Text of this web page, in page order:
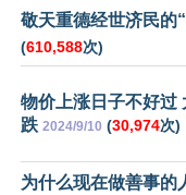
敬天重德经世济民的
(610,588次)
物价上涨日子不好过
跌 2024/9/10 (30,974次)
为什么现在做善事的